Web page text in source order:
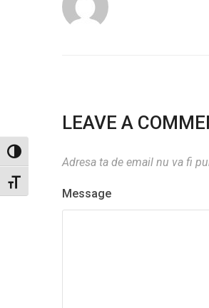
Toggle High Contrast
Toggle Font size
LEAVE A
Adresa ta de email nu va fi
Message